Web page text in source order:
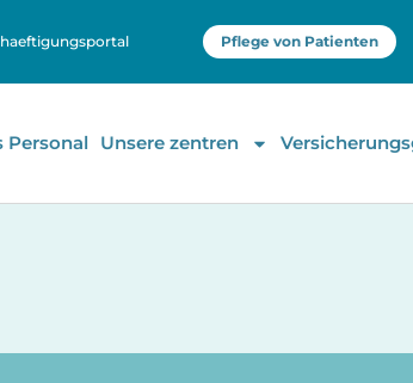
Pflege von Patienten
Personal Unsere zentren